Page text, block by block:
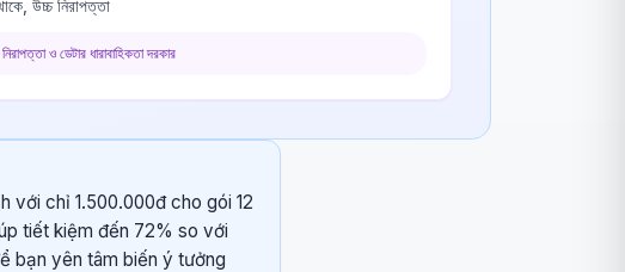
উচ্চ নিরাপত্তা
ও ডেটার ধারাবাহিকতা দরকার
với chỉ 1.500.000đ cho gói 12
tiết kiệm đến 72% so với
bạn yên tâm biến ý tưởng